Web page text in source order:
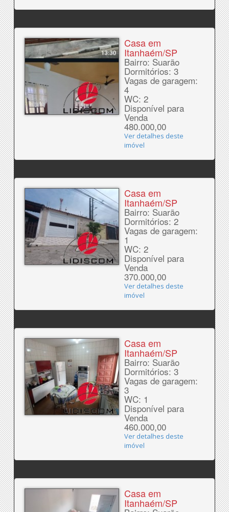
Casa em
Itanhaém/SP
Bairro: Suarão
Dormitórios: 3
Vagas de garagem:
4
WC: 2
Disponível para
Venda
480.000,00
Ver detalhes deste
imóvel
Casa em
Itanhaém/SP
Bairro: Suarão
Dormitórios: 2
Vagas de garagem:
1
WC: 2
Disponível para
Venda
370.000,00
Ver detalhes deste
imóvel
Casa em
Itanhaém/SP
Bairro: Suarão
Dormitórios: 3
Vagas de garagem:
3
WC: 1
Disponível para
Venda
460.000,00
Ver detalhes deste
imóvel
Casa em
Itanhaém/SP